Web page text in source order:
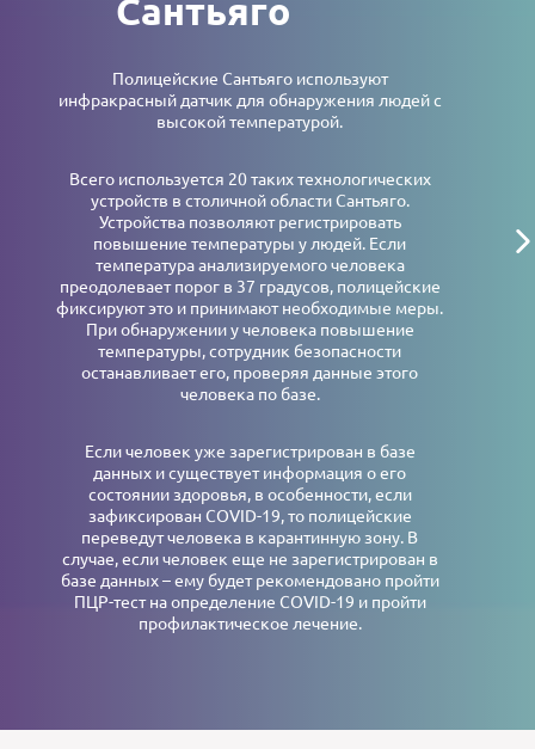
Сантьяго
Полицейские Сантьяго используют
инфракрасный датчик для обнаружения людей с
высокой температурой.
Всего используется 20 таких технологических
устройств в столичной области Сантьяго.
Устройства позволяют регистрировать
повышение температуры у людей. Если
температура анализируемого человека
преодолевает порог в 37 градусов, полицейские
фиксируют это и принимают необходимые меры.
При обнаружении у человека повышение
температуры, сотрудник безопасности
останавливает его, проверяя данные этого
человека по базе.
Если человек уже зарегистрирован в базе
данных и существует информация о его
состоянии здоровья, в особенности, если
зафиксирован COVID-19, то полицейские
переведут человека в карантинную зону. В
случае, если человек еще не зарегистрирован в
базе данных – ему будет рекомендовано пройти
ПЦР-тест на определение COVID-19 и пройти
профилактическое лечение.